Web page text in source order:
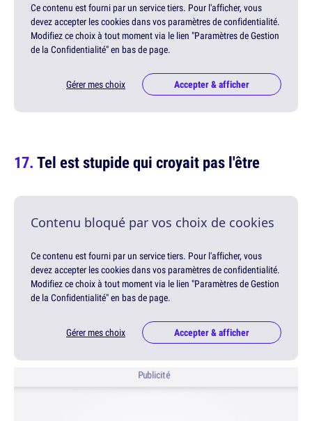
Ce contenu est fourni par un service tiers. Pour l'afficher, vous
devez accepter les cookies dans vos paramètres de confidentialité.
Modifiez ce choix à tout moment via le lien "Paramètres de Gestion
de la Confidentialité" en bas de page.
Gérer mes choix Accepter & afficher
Tel est stupide qui croyait pas l'être
Contenu bloqué par vos choix de cookies
Ce contenu est fourni par un service tiers. Pour l'afficher, vous
devez accepter les cookies dans vos paramètres de confidentialité.
Modifiez ce choix à tout moment via le lien "Paramètres de Gestion
de la Confidentialité" en bas de page.
Gérer mes choix Accepter & afficher
Publicité